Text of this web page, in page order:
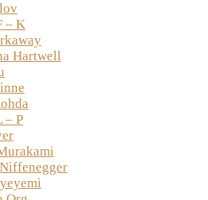
– K
Hartwell
– P